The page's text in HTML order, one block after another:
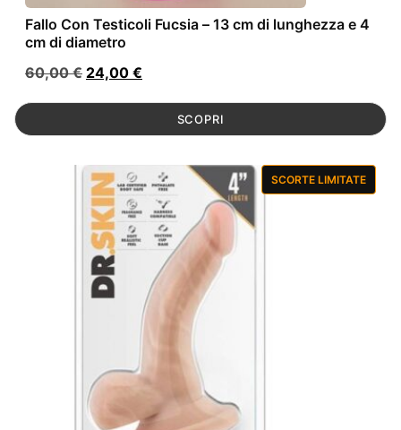
Fallo Con Testicoli Fucsia – 13 cm di lunghezza e 4
cm di diametro
60,00€ Il
era:
60,00 €.
24,00 €
attuale
è:
24,00 €.
SCOPRI
SCORTE LIMITATE